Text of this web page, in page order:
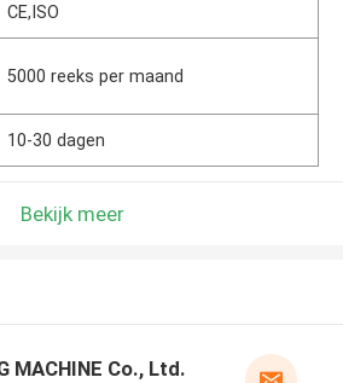
CE,ISO
5000 reeks per maand
10-30 dagen
Bekijk meer
MACHINE Co., Ltd.